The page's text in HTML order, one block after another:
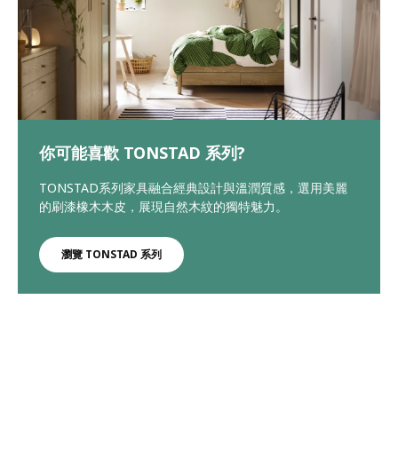
你可能喜歡 TONSTAD 系列?
TONSTAD系列家具融合經典設計與溫潤質感，選用美麗
的刷漆橡木木皮，展現自然木紋的獨特魅力。
瀏覽 TONSTAD 系列